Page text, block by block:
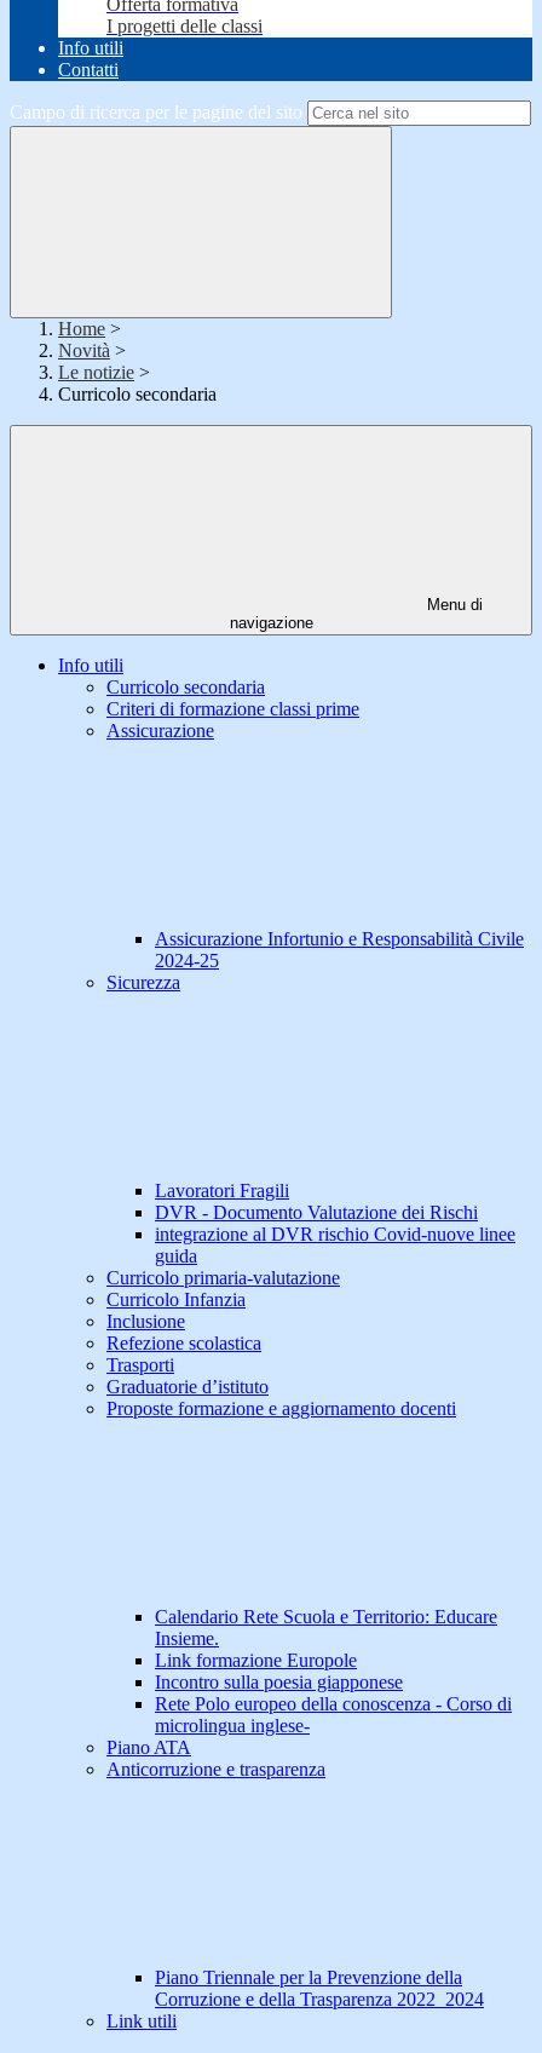
Offerta formativa
I progetti delle classi
Info utili
Contatti
Campo di ricerca per le pagine del sito
Home >
Novità >
Le notizie >
Curricolo secondaria
Menu di
navigazione
Info utili
Curricolo secondaria
Criteri di formazione classi prime
Assicurazione
Assicurazione Infortunio e Responsabilità Civile
2024-25
Sicurezza
Lavoratori Fragili
DVR - Documento Valutazione dei Rischi
integrazione al DVR rischio Covid-nuove linee
guida
Curricolo primaria-valutazione
Curricolo Infanzia
Inclusione
Refezione scolastica
Trasporti
Graduatorie d’istituto
Proposte formazione e aggiornamento docenti
Calendario Rete Scuola e Territorio: Educare
Insieme.
Link formazione Europole
Incontro sulla poesia giapponese
Rete Polo europeo della conoscenza - Corso di
microlingua inglese-
Piano ATA
Anticorruzione e trasparenza
Piano Triennale per la Prevenzione della
Corruzione e della Trasparenza 2022_2024
Link utili